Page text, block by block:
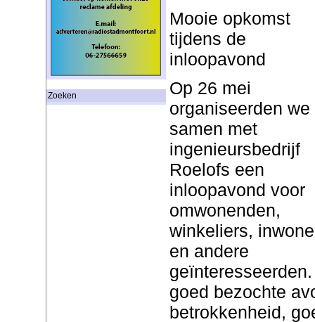
Zoeken
Mooie opkomst
tijdens de
inloopavond
Op 26 mei
organiseerden we
samen met
ingenieursbedrijf
Roelofs een
inloopavond voor
omwonenden,
winkeliers,
en andere
goed bezochte
betrokkenheid,